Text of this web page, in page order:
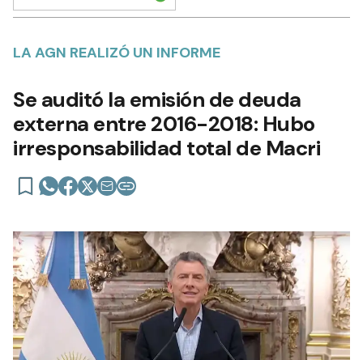
LA AGN REALIZÓ UN INFORME
Se auditó la emisión de deuda
externa entre 2016-2018: Hubo
irresponsabilidad total de Macri